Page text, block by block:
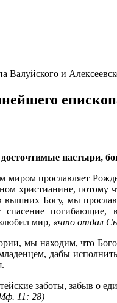
Валуйского и
пастыри,
миром прославляет
христианине,
Богу, мы
погибающие,
мир, «что отдал
мы находим, что
дабы
заботы, забыв о
11: 28)